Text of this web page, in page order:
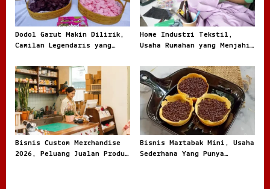
Dodol Garut Makin Dilirik,
Camilan Legendaris yang
Home Industri Tekstil,
Usaha Rumahan yang Menjahit
Bisnis Custom Merchandise
2026, Peluang Jualan Produk
Bisnis Martabak Mini, Usaha
Sederhana Yang Punya